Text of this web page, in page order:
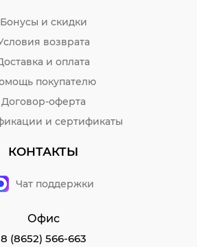
Бонусы и скидки
возврата
и оплата
покупателю
Договор-оферта
и сертификаты
КОНТАКТЫ
Чат поддержки
Офис
8 (8652) 566-663